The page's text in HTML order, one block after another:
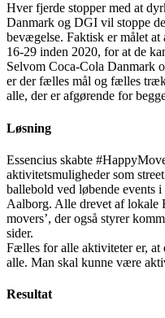
Hver fjerde stopper med at
Danmark og DGI vil stoppe
bevægelse. Faktisk er målet
16-29 inden 2020, for at de
Selvom Coca-Cola Danmark
er der fælles mål og fælles
alle, der er afgørende for
Løsning
Essencius skabte
aktivitetsmuligheder som
ballebold ved løbende events
Aalborg. Alle drevet af lokale
movers’, der også styrer
sider.
Fælles for alle aktiviteter er,
alle. Man skal kunne være
Resultat